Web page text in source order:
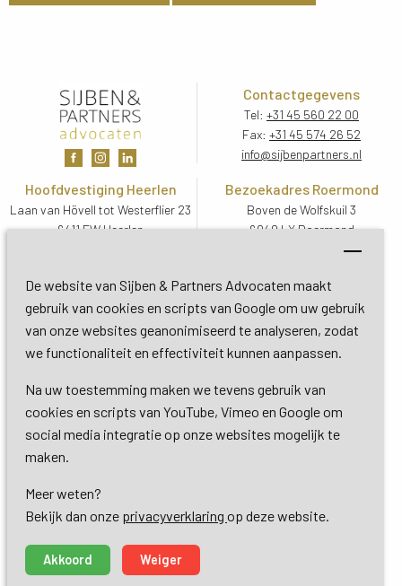
De website van Sijben & Partners Advocaten maakt
gebruik van cookies en scripts van Google om uw gebruik
van onze websites geanonimiseerd te analyseren, zodat
we functionaliteit en effectiviteit kunnen aanpassen.
Na uw toestemming maken we tevens gebruik van
cookies en scripts van YouTube, Vimeo en Google om
social media integratie op onze websites mogelijk te
maken.
Meer weten?
Bekijk dan onze privacyverklaring op deze website.
Akkoord Weiger
Contactgegevens
Tel: +31 45 560 22 00
Fax: +31 45 574 26 52
info@sijbenpartners.nl
Hoofdvestiging Heerlen
Laan van Hövell tot Westerflier 23
6411 EW Heerlen
Bezoekadres Roermond
Boven de Wolfskuil 3
6049 LX Roermond
Routebeschrijving
Bezoekadres De Bilt
Soestdijkseweg Zuid 13
3732 HC De Bilt (Utrecht)
Routebeschrijving
Copyright 2026 © Sijben & Partners
Dienstverlening